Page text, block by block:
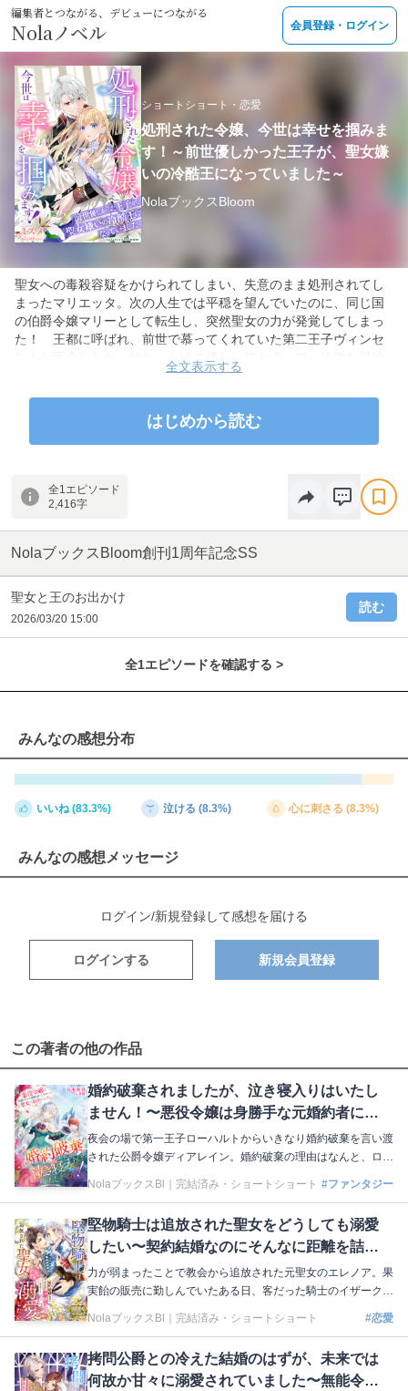
編集者とつながる、デビューにつながる
Nolaノベル 会員登録・ログイン
ショートショート・恋愛
処刑された令嬢、今世は幸せを掴みま
す！～前世優しかった王子が、聖女嫌
いの冷酷王になっていました～
NolaブックスBloom
聖女への毒殺容疑をかけられてしまい、失意のまま処刑されてし
まったマリエッタ。次の人生では平穏を望んでいたのに、同じ国
の伯爵令嬢マリーとして転生し、突然聖女の力が発覚してしまっ
た！ 王都に呼ばれ、前世で慕ってくれていた第二王子ヴィンセ
ントと再会したが、幼かった頃の優しい彼と違って、冷徹な視線
を向けてくる聖女嫌いになっていた！ だが、ヴィンセントがマ
イラスト：夏葉ジュン
本編はこちら
https://nola-novel.com/bloom/novels/sqsysf6w5d
全文表示する
はじめから読む
全1エピソード
2,416字
NolaブックスBloom創刊1周年記念SS
聖女と王のお出かけ
2026/03/20 15:00
読む
全1エピソードを確認する >
みんなの感想分布
いいね (83.3%) 泣ける (8.3%) 心に刺さる (8.3%)
みんなの感想メッセージ
ログイン/新規登録して感想を届ける
ログインする 新規会員登録
この著者の他の作品
婚約破棄されましたが、泣き寝入りはいたし
ません！〜悪役令嬢は身勝手な元婚約者に囚
われた聖女を救出することにしました〜
夜会の場で第一王子ローハルトからいきなり婚約破棄を言い渡
された公爵令嬢ディアレイン。婚約破棄の理由はなんと、ロー
人がいる彼女はローハルトからの好意にとても困ってい
ハヅキを元の世界に帰すため、第一王女の補佐役であるエルデ
ィオと協力することに！ 甘い幻想に浸っている元婚約者の目
を覚まして差し上げましょう！ 著：天木奏音 イラスト：茲助
本編はこちら https://nola-novel.com/bloom/novels/9infac5wkd
NolaブックスBl｜ 完結済み・ショートショート #ファンタジー
堅物騎士は追放された聖女をどうしても溺愛
したい〜契約結婚なのにそんなに距離を詰め
ないでください！〜
力が弱まったことで教会から追放された元聖女のエレノア。果
実飴の販売に勤しんでいたある日、客だった騎士のイザークに
声をかけられた。教会に連れ戻されてしまうかも！ と恐れて
いたら……えっ、契約結婚するんですか!? 悪事を働く教会を
しく触れてくれるイザークに惹かれてしまいそうな心と葛藤し
ていたところ、彼の婚約者だと名乗る大聖女が現れて──!?
NolaブックスBl｜ 完結済み・ショートショート #恋愛
拷問公爵との冷えた結婚のはずが、未来では
何故か甘々に溺愛されていました〜無能令嬢